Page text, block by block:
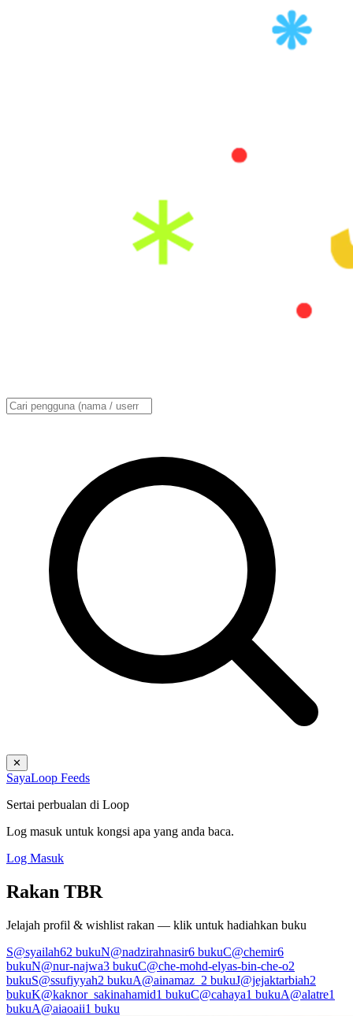
✕
SayaLoop Feeds
Sertai perbualan di Loop
Log masuk untuk kongsi apa yang anda baca.
Log Masuk
Rakan TBR
Jelajah profil & wishlist rakan — klik untuk hadiahkan buku
S@syailah62 bukuN@nadzirahnasir6 bukuC@chemir6
bukuN@nur-najwa3 bukuC@che-mohd-elyas-bin-che-o2
bukuS@ssufiyyah2 bukuA@ainamaz_ 2 bukuJ@jejaktarbiah2
bukuK@kaknor_sakinahamid1 bukuC@cahaya1 bukuA@alatre1
bukuA@aiaoaii1 buku